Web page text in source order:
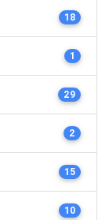
18
1
29
2
15
10